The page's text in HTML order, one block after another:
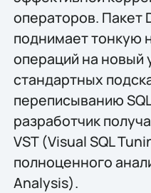
операторов. Пакет
поднимает тонкую
операций на новый
стандартных
переписыванию
разработчик
VST (Visual SQL
полноценного
Analysis).